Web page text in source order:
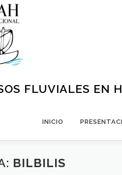
FLUVIALES EN
INICIO
BILBILIS